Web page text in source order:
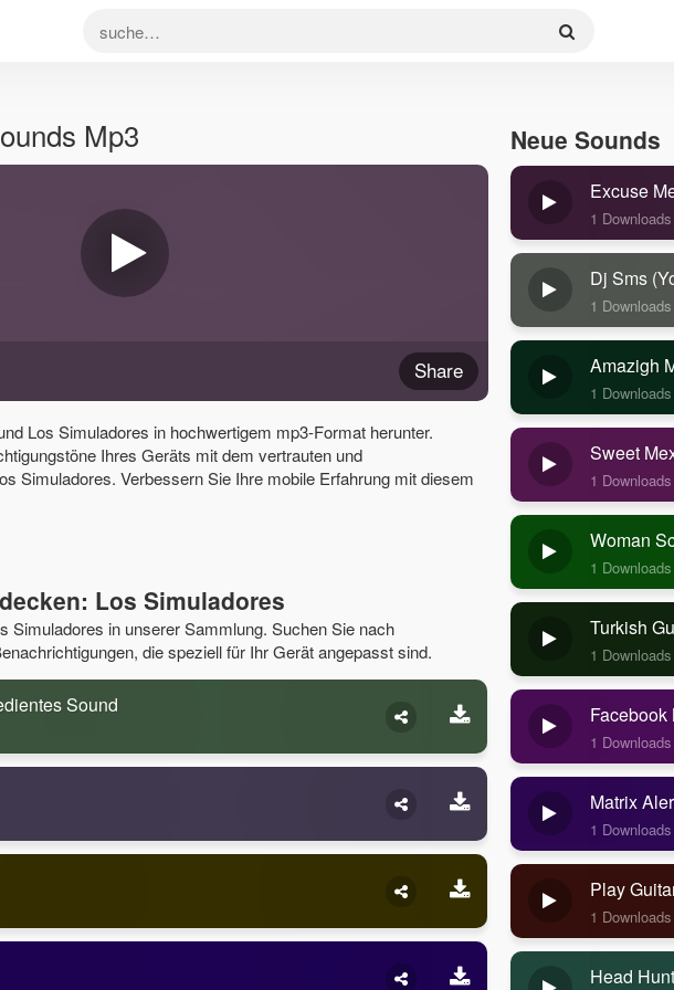
Mp3
Share
Los Simuladores in hochwertigem mp3-Format herunter.
Ihres Geräts mit dem vertrauten und
Simuladores. Verbessern Sie Ihre mobile Erfahrung mit diesem
Los Simuladores
Simuladores in unserer Sammlung. Suchen Sie nach
die speziell für Ihr Gerät angepasst sind.
Sound
Neue Sounds
Excuse
1 Downloads
Dj Sms
1 Downloads
Amazigh
1 Downloads
Sweet
1 Downloads
Woman
1 Downloads
Turkish
1 Downloads
1 Downloads
Matrix
1 Downloads
Play
1 Downloads
Head